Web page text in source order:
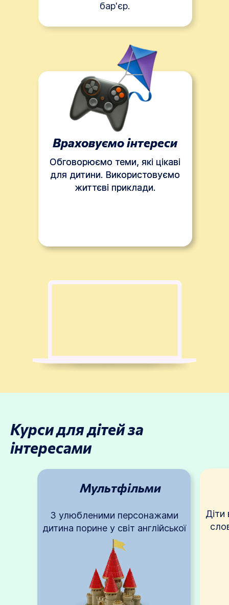
бар'єр.
Обговорюємо теми, які цікаві
для дитини. Використовуємо
життєві приклади.
Обговорюємо теми, які цікаві
для дитини. Використовуємо
життєві приклади.
Враховуємо інтереси
Враховуємо інтереси
Курси для дітей за
інтересами
Мультфільми
З улюбленими персонажами
дитина порине у світ англійської
Діти